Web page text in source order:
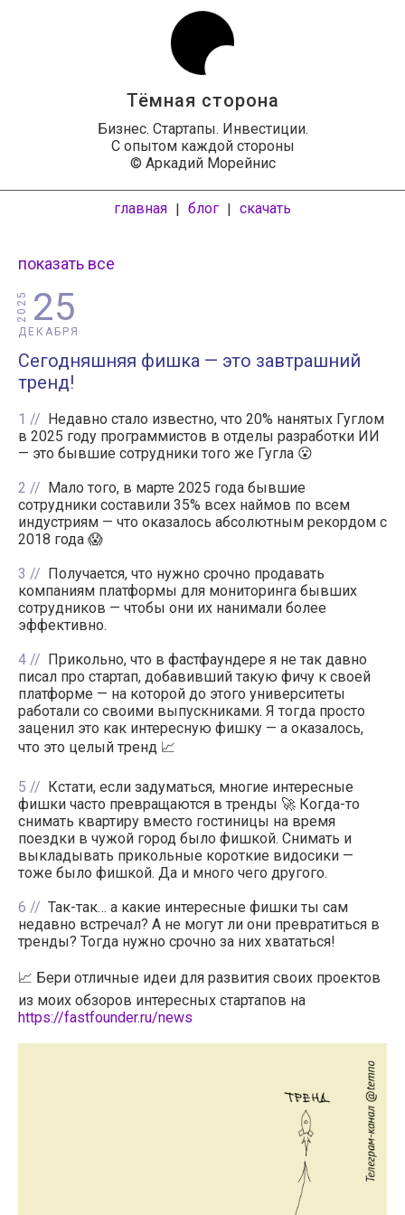
Тёмная сторона
Бизнес. Стартапы. Инвестиции.
С опытом каждой стороны
© Аркадий Морейнис
главная | блог | скачать
показать все
25
ДЕКАБРЯ
2025
Сегодняшняя фишка — это завтрашний
тренд!
1
Недавно стало известно, что 20% нанятых Гуглом
в 2025 году программистов в отделы разработки ИИ
— это бывшие сотрудники того же Гугла 😮
2
Мало того, в марте 2025 года бывшие
сотрудники составили 35% всех наймов по всем
индустриям — что оказалось абсолютным рекордом с
2018 года 😱
3
Получается, что нужно срочно продавать
компаниям платформы для мониторинга бывших
сотрудников — чтобы они их нанимали более
эффективно.
4
Прикольно, что в фастфаундере я не так давно
писал про стартап, добавивший такую фичу к своей
платформе — на которой до этого университеты
работали со своими выпускниками. Я тогда просто
заценил это как интересную фишку — а оказалось,
что это целый тренд 📈
5
Кстати, если задуматься, многие интересные
фишки часто превращаются в тренды 🚀 Когда-то
снимать квартиру вместо гостиницы на время
поездки в чужой город было фишкой. Снимать и
выкладывать прикольные короткие видосики —
тоже было фишкой. Да и много чего другого.
6
Так-так… а какие интересные фишки ты сам
недавно встречал? А не могут ли они превратиться в
тренды? Тогда нужно срочно за них хвататься!
📈 Бери отличные идеи для развития своих проектов
из моих обзоров интересных стартапов на
https://fastfounder.ru/news